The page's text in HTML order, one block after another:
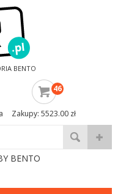
BENTO
46
Zakupy: 5523.00 zł
BENTO